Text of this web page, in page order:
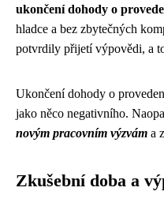
ukončení dohody o
hladce a bez zbytečných
potvrdily přijetí výpovědi, a
Ukončení dohody o
jako něco negativního.
novým pracovním výzvám a
Zkušební doba a